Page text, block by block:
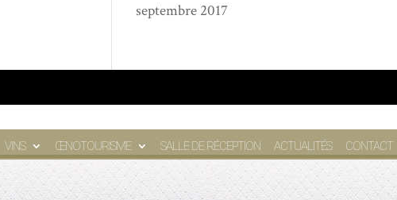
septembre 2017
VINS ŒNOTOURISME SALLE DE RÉCEPTION ACTUALITÉS CONTACT